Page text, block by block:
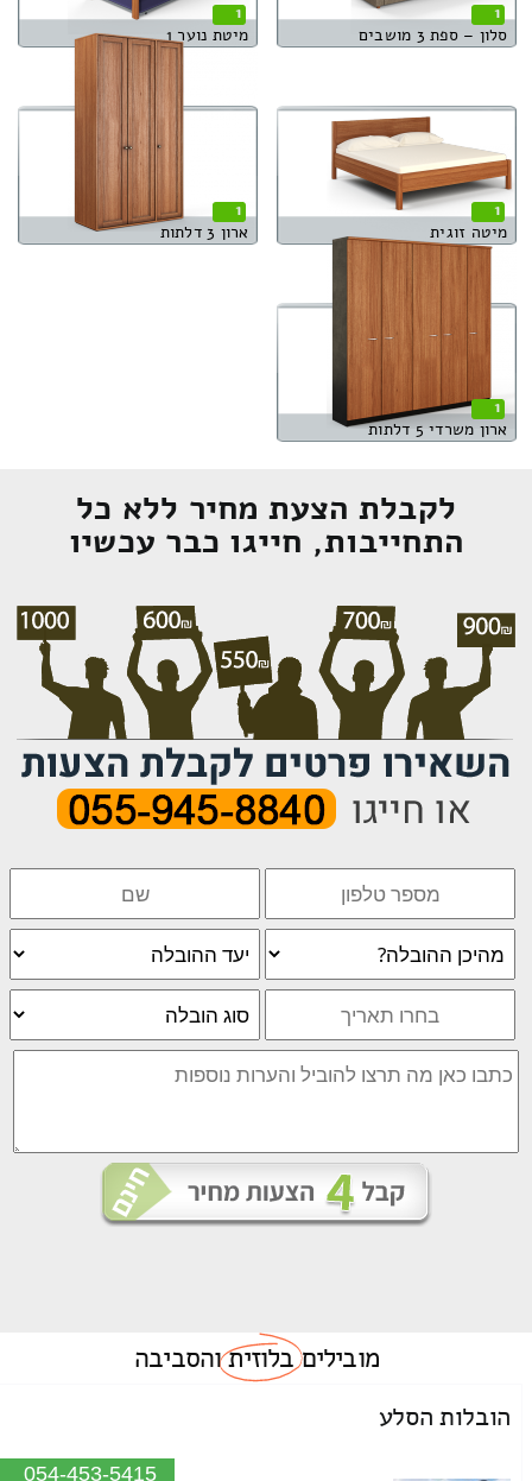
1
סלון – ספת 3 מושבים
1
מיטת נוער 1
1
מיטה זוגית
1
ארון 3 דלתות
1
ארון משרדי 5 דלתות
לקבלת הצעת מחיר ללא כל
התחייבות, חייגו כבר עכשיו
מוביליםבלוזיתוהסביבה
הובלות הסלע
054-453-5415